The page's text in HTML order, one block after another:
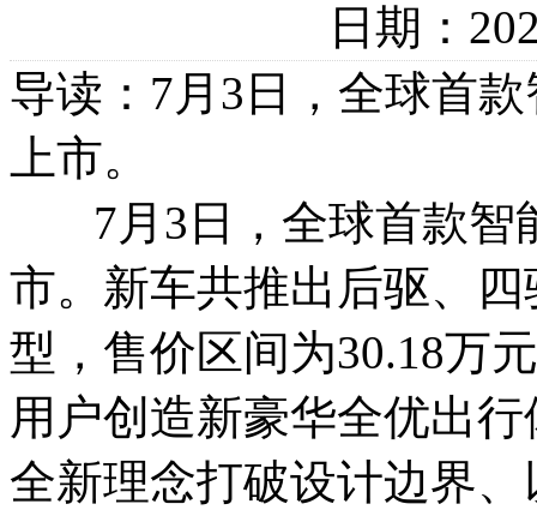
日期：
导读：7月3日，全球首
上市。
7月3日，全球首款智
市。新车共推出后驱、
型，售价区间为30.18万
用户创造新豪华全优出
全新理念打破设计边界